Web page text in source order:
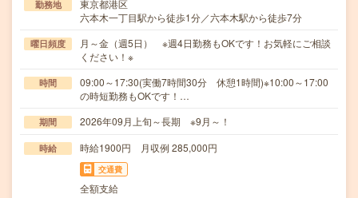
勤務地
東京都港区
六本木一丁目駅から徒歩1分／六本木駅から徒歩7分
曜日頻度
月～金（週5日） ※週4日勤務もOKです！お気軽にご相談
ください！※
時間
09:00～17:30(実働7時間30分 休憩1時間)※10:00～17:00
の時短勤務もOKです！…
期間 2026年09月上旬～長期 ※9月～！
時給 時給1900円 月収例 285,000円
交通費
全額支給